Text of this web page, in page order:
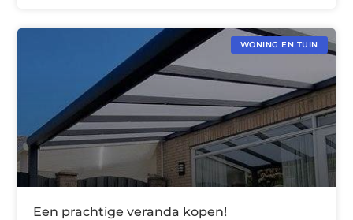
WONING EN TUIN
Een prachtige veranda kopen!